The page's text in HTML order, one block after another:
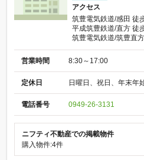
アクセス
筑豊電気鉄道/感田 徒
平成筑豊鉄道/直方 徒
筑豊電気鉄道/筑豊直
営業時間 8:30～17:00
定休日 日曜日、祝日、年末年
電話番号 0949-26-3131
ニフティ不動産での掲載物件
購入物件:4件